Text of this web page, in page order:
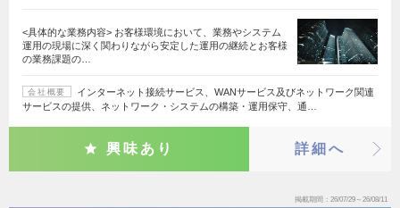
<具体的な業務内容> お客様環境において、業務やシステム
運用の現場に深く関わりながら安定した運用の継続とお客様
の業務課題の…
会社概要
インターネット接続サービス、WANサービス及びネットワーク関連
サービスの提供、ネットワーク・システムの構築・運用保守、通…
興味あり 詳細へ
掲載期間 26/07/29～26/08/11